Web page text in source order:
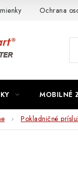
Ochrana
MOBILNÉ
Pokladničné